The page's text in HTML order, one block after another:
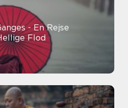
- En Rejse
Flod